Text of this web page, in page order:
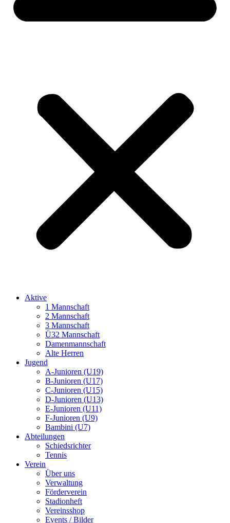
Aktive
1 Mannschaft
2 Mannschaft
3 Mannschaft
Ü32 Mannschaft
Damenmannschaft
Alte Herren
Jugend
A-Junioren (U19)
B-Junioren (U17)
C-Junioren (U15)
D-Junioren (U13)
E-Junioren (U11)
F-Junioren (U9)
Bambini (U7)
Abteilungen
Schiedsrichter
Tennis
Verein
Über uns
Verwaltung
Förderverein
Stadionheft
Vereinsshop
Events / Bilder